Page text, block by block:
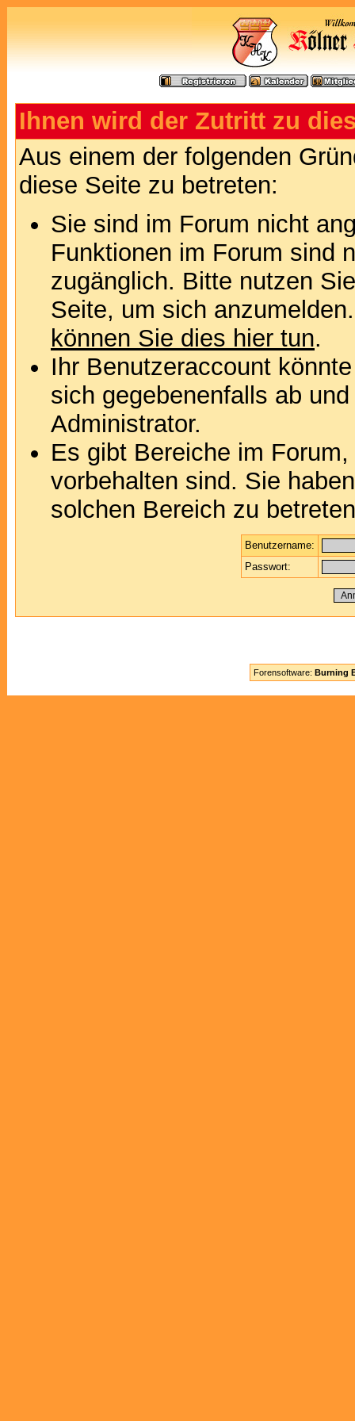
Ihnen wird der Zutritt zu
Aus einem der folgenden
diese Seite zu betreten:
Sie sind im Forum nicht
Funktionen im Forum sind
zugänglich. Bitte nutzen
Seite, um sich
können Sie dies hier tun.
Ihr Benutzeraccount
sich gegebenenfalls ab
Administrator.
Es gibt Bereiche im
vorbehalten sind. Sie
solchen Bereich zu
Benutzername:
Passwort:
Forensoftware: Burning